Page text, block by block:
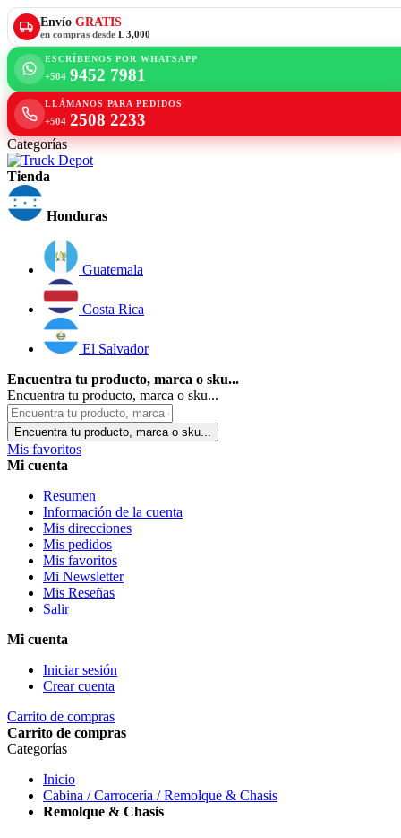
Envío GRATIS
en compras desde L 3,000
ESCRÍBENOS POR WHATSAPP
+504 9452 7981
LLÁMANOS PARA PEDIDOS
+504 2508 2233
Categorías
Tienda
Honduras
Guatemala
Costa Rica
El Salvador
Encuentra tu producto, marca o sku...
Encuentra tu producto, marca o sku...
Encuentra tu producto, marca o sku...
Mis favoritos
Mi cuenta
Resumen
Información de la cuenta
Mis direcciones
Mis pedidos
Mis favoritos
Mi Newsletter
Mis Reseñas
Salir
Mi cuenta
Iniciar sesión
Crear cuenta
Carrito de compras
Carrito de compras
Categorías
Inicio
Cabina / Carrocería / Remolque & Chasis
Remolque & Chasis